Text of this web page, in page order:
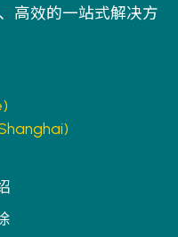
高效的一站式解决方